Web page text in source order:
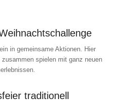
in gemeinsame Aktionen. Hier
spielen mit ganz neuen
traditionell